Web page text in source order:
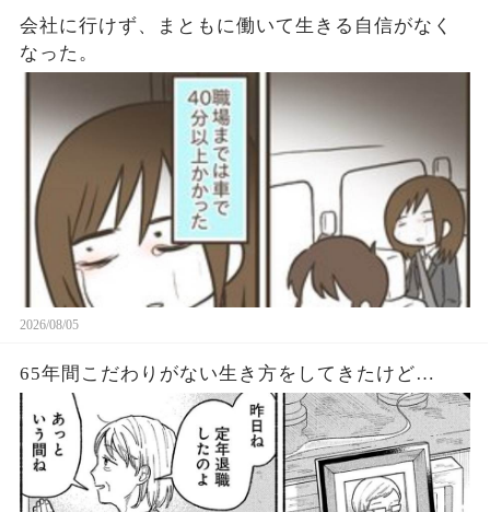
会社に行けず、まともに働いて生きる自信がなく
なった。
2026/08/05
65年間こだわりがない生き方をしてきたけど…